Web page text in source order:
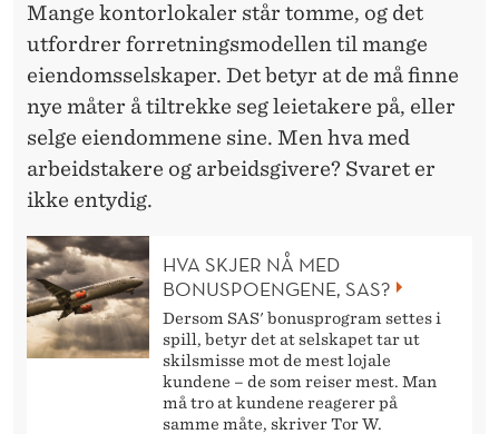
Mange kontorlokaler står tomme, og det
utfordrer forretningsmodellen til mange
eiendomsselskaper. Det betyr at de må finne
nye måter å tiltrekke seg leietakere på, eller
selge eiendommene sine. Men hva med
arbeidstakere og arbeidsgivere? Svaret er
ikke entydig.
HVA SKJER NÅ MED
BONUSPOENGENE, SAS?
Dersom SAS' bonusprogram settes i
spill, betyr det at selskapet tar ut
skilsmisse mot de mest lojale
kundene – de som reiser mest. Man
må tro at kundene reagerer på
samme måte, skriver Tor W.